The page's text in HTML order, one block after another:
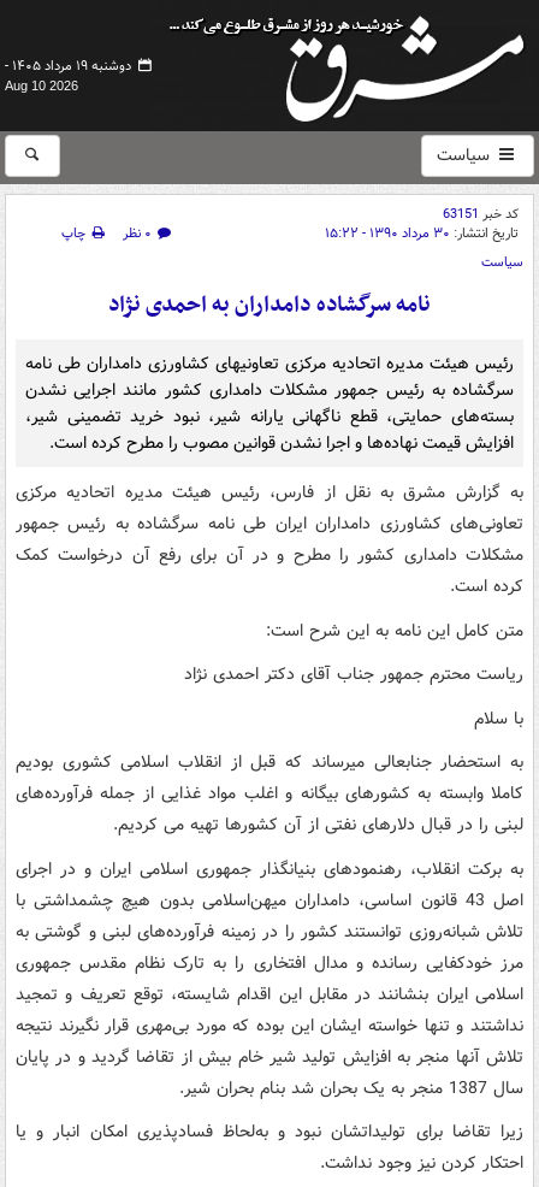
دوشنبه ۱۹ مرداد ۱۴۰۵ -
Aug 10 2026
سیاست
کد خبر 63151
تاریخ انتشار: ۳۰ مرداد ۱۳۹۰ - ۱۵:۲۲ ۰ نظر
چاپ
سیاست
نامه سرگشاده دامداران به احمدی نژاد
رئیس هیئت مدیره اتحادیه مرکزی تعاونیهای کشاورزی دامداران طی نامه‌
سرگشاده به رئیس جمهور مشکلات دامداری کشور مانند اجرایی نشدن
بسته‌های حمایتی، قطع ناگهانی یارانه شیر، نبود خرید تضمینی شیر،
افزایش قیمت نهاده‌ها و اجرا نشدن قوانین مصوب را مطرح کرده است.
به گزارش مشرق به نقل از فارس، رئیس هیئت مدیره اتحادیه مرکزی
تعاونی‌های کشاورزی دامداران ایران طی نامه‌ سرگشاده به رئیس جمهور
مشکلات دامداری کشور را مطرح و در آن برای رفع آن درخواست کمک
کرده است.
متن کامل این نامه به این شرح است:
ریاست محترم جمهور جناب آقای دکتر احمدی نژاد
با سلام
به استحضار جنابعالی میرساند که قبل از انقلاب اسلامی کشوری بودیم
کاملا وابسته به کشورهای بیگانه و اغلب مواد غذایی از جمله فرآورده‌های
لبنی را در قبال دلارهای نفتی از آن کشورها تهیه می کردیم.
به برکت انقلاب، رهنمودهای بنیانگذار جمهوری اسلامی ایران و در اجرای
اصل 43 قانون اساسی، دامداران میهن‌اسلامی بدون هیچ چشمداشتی با
تلاش شبانه‌روزی توانستند کشور را در زمینه فرآورده‌های لبنی و گوشتی به
مرز خودکفایی رسانده و مدال افتخاری را به تارک نظام مقدس جمهوری
اسلامی ایران بنشانند در مقابل این اقدام شایسته، توقع تعریف و تمجید
نداشتند و تنها خواسته ایشان این بوده که مورد بی‌مهری قرار نگیرند نتیجه
تلاش آنها منجر به افزایش تولید شیر خام بیش از تقاضا گردید و در پایان
سال 1387 منجر به یک بحران شد بنام بحران شیر.
زیرا تقاضا برای تولیداتشان نبود و به‌لحاظ فسادپذیری امکان انبار و یا
احتکار کردن نیز وجود نداشت.